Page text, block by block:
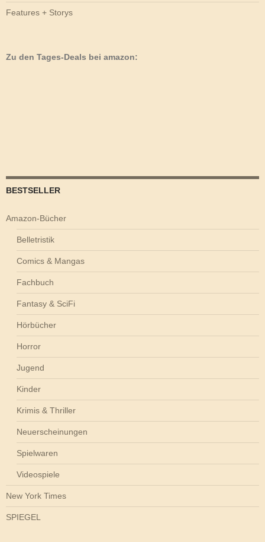
Features + Storys
Zu den Tages-Deals bei amazon:
BESTSELLER
Amazon-Bücher
Belletristik
Comics & Mangas
Fachbuch
Fantasy & SciFi
Hörbücher
Horror
Jugend
Kinder
Krimis & Thriller
Neuerscheinungen
Spielwaren
Videospiele
New York Times
SPIEGEL